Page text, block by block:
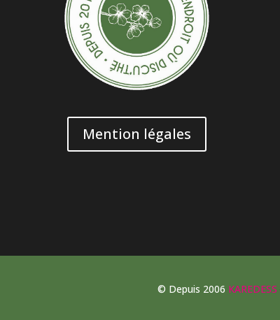
Mention légales
© Depuis 2006 KAREDESS